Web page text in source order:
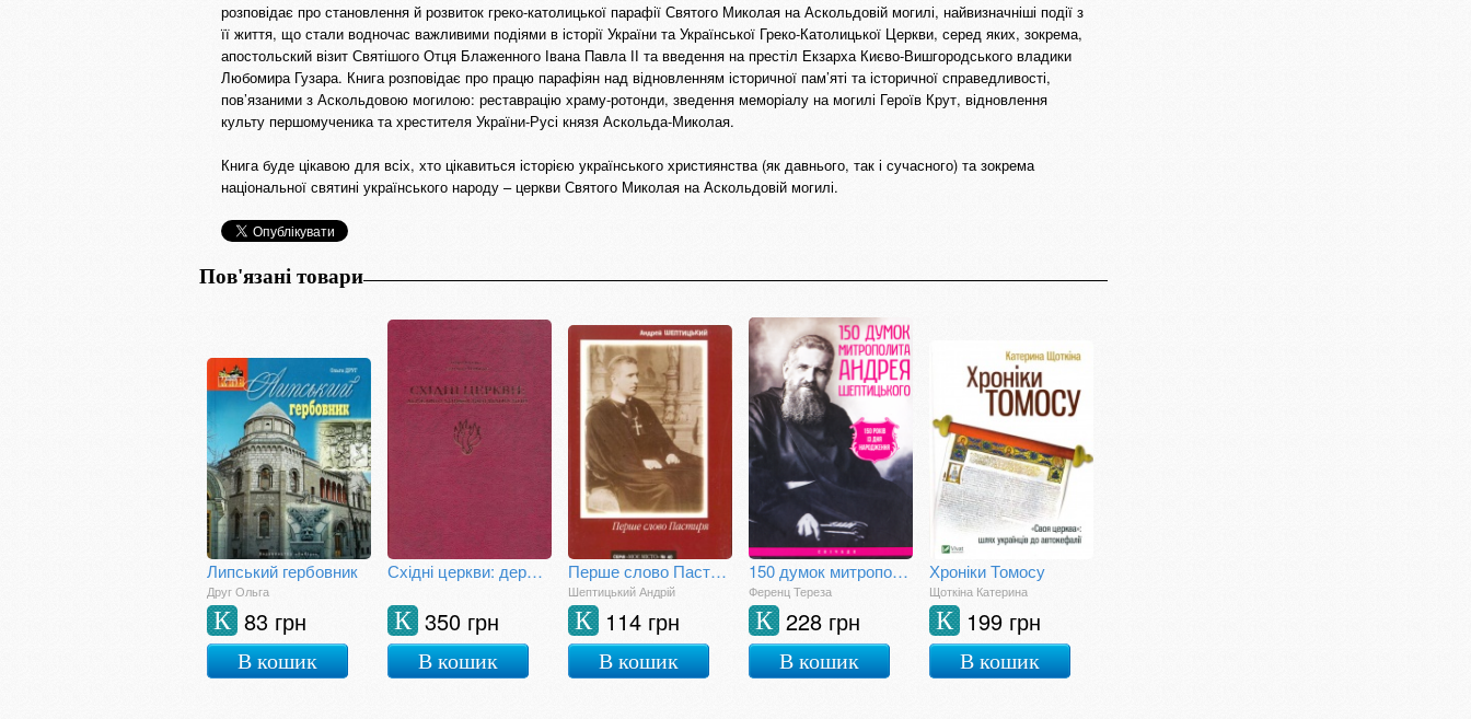
розповідає про становлення й розвиток греко-католицької парафії Святого Миколая на Аскольдовій могилі, найвизначніші події з
її життя, що стали водночас важливими подіями в історії України та Української Греко-Католицької Церкви, серед яких, зокрема,
апостольский візит Святішого Отця Блаженного Івана Павла ІІ та введення на престіл Екзарха Києво-Вишгородського владики
Любомира Гузара. Книга розповідає про працю парафіян над відновленням історичної пам’яті та історичної справедливості,
пов’язаними з Аскольдовою могилою: реставрацію храму-ротонди, зведення меморіалу на могилі Героїв Крут, відновлення
культу першомученика та хрестителя України-Русі князя Аскольда-Миколая.
Книга буде цікавою для всіх, хто цікавиться історією українського християнства (як давнього, так і сучасного) та зокрема
національної святині українського народу – церкви Святого Миколая на Аскольдовій могилі.
Пов'язані товари
Липський гербовник
Друг Ольга
83 грн
К
В кошик
Східні церкви: державно-конфесійні відносини
350 грн
К
В кошик
Перше слово Пастиря
Шептицький Андрій
114 грн
К
В кошик
150 думок митрополита Андрея Шептицького
Ференц Тереза
228 грн
К
В кошик
Хроніки Томосу
Щоткіна Катерина
199 грн
К
В кошик